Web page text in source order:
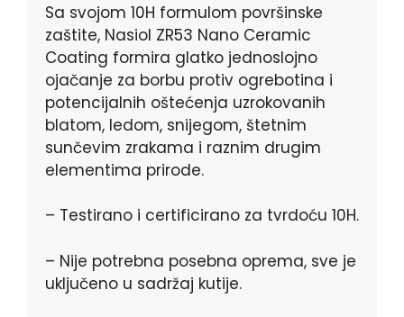
k
e
r
p
Sa svojom 10H formulom površinske
zaštite, Nasiol ZR53 Nano Ceramic
Coating formira glatko jednoslojno
ojačanje za borbu protiv ogrebotina i
potencijalnih oštećenja uzrokovanih
blatom, ledom, snijegom, štetnim
sunčevim zrakama i raznim drugim
elementima prirode.
– Testirano i certificirano za tvrdoću 10H.
– Nije potrebna posebna oprema, sve je
uključeno u sadržaj kutije.